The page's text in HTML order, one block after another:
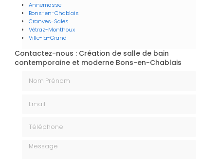
Annemasse
Bons-en-Chablais
Cranves-Sales
Vétraz-Monthoux
Ville-la-Grand
Contactez-nous : Création de salle de bain
contemporaine et moderne Bons-en-Chablais
Message